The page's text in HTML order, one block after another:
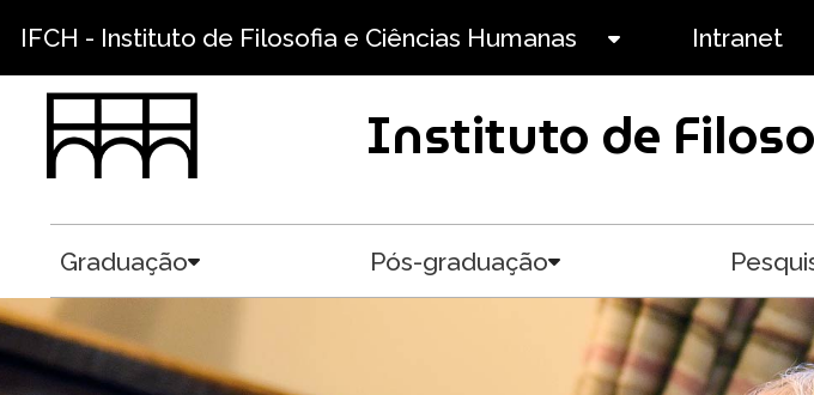
IFCH - Instituto de Filosofia e Ciências Humanas Intranet
Instituto de
Graduação Pós-graduação